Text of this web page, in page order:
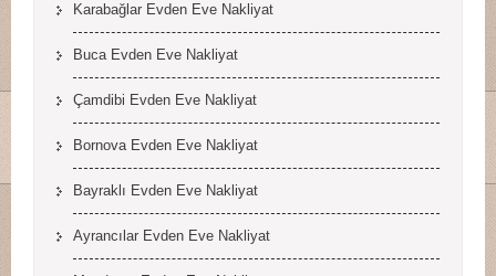
Karabağlar Evden Eve Nakliyat
Buca Evden Eve Nakliyat
Çamdibi Evden Eve Nakliyat
Bornova Evden Eve Nakliyat
Bayraklı Evden Eve Nakliyat
Ayrancılar Evden Eve Nakliyat